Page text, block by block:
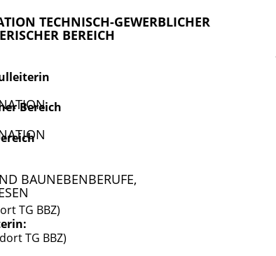
TECHNISCH-GEWERBLICHER
BEREICH
Bereich
BAUNEBENBERUFE,
TG BBZ)
TG BBZ)